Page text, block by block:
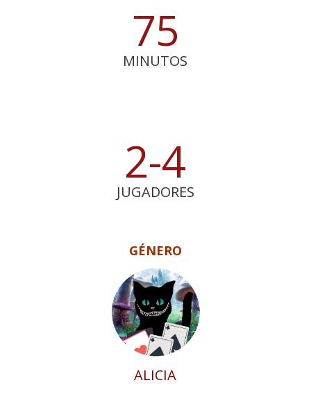
75
MINUTOS
2-4
JUGADORES
GÉNERO
ALICIA